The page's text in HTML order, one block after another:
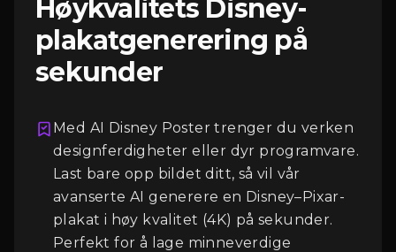
Høykvalitets Disney-
plakatgenerering på
sekunder
Med AI Disney Poster trenger du verken
designferdigheter eller dyr programvare.
Last bare opp bildet ditt, så vil vår
avanserte AI generere en Disney–Pixar-
plakat i høy kvalitet (4K) på sekunder.
Perfekt for å lage minneverdige
Logg Inn